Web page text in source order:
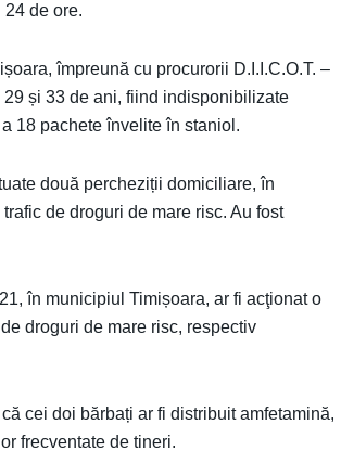
de ore.
împreună cu procurorii D.I.I.C.O.T. –
și 33 de ani, fiind indisponibilizate
18 pachete învelite în staniol.
două percheziții domiciliare, în
de droguri de mare risc. Au fost
în municipiul Timișoara, ar fi acţionat o
droguri de mare risc, respectiv
cei doi bărbați ar fi distribuit amfetamină,
frecventate de tineri.